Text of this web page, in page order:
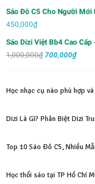
Sáo Đô C5 Cho Người Mới
450,000₫
Sáo Dizi Việt Bb4 Cao Cấp
1,000,000₫ Giá
1,000,000₫.
700,000₫Giá
là:
Học nhạc cụ nào phù hợp
Dizi Là Gì? Phân Biệt Dizi
Top 10 Sáo Đô C5, Nhiều
Học thổi sáo tại TP Hồ Chí